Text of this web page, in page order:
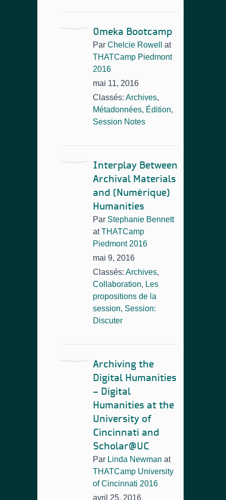
Omeka Bootcamp
Par Chelcie Rowell
at
THATCamp Piedmont
2016
mai 11, 2016
Classés: Archives,
Métadonnées, Édition,
Session Notes
Interplay Between
Archival Materials
and (Numérique)
Humanities
Par Stephanie Bennett
atTHATCamp
Piedmont 2016
mai 9, 2016
Classés: Archives,
Collaboration, Les
propositions de la
session, Session:
Discuter
Archiving the
Digital Humanities
– Digital
Humanities at the
University of
Cincinnati and
Scholar@UC
Par Linda Newman at
THATCamp University
of Cincinnati 2016
avril 25, 2016